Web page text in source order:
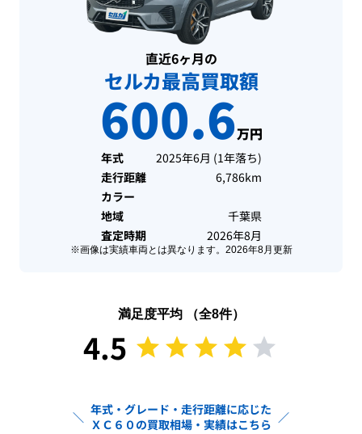
直近6ヶ月の
セルカ最高買取額
600.6万円
年式 2025年6月 (1年落ち)
走行距離
6,786km
カラー
地域
千葉県
査定時期
2026年8月
※画像は実績車両とは異なります。 2026年8月 更新
満足度平均 （全8件）
4.5
＼ 年式・グレード・走行距離に応じた
ＸＣ６０ の買取相場・実績はこちら ／